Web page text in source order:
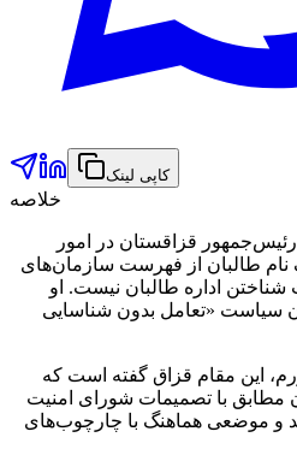
کاپی لینک
خلاصه
رئیس‌جمهور قزاقستان در امور
نام طالبان از فهرست سازمان‌های
اداره طالبان نیست. او
سیاست «تعامل بدون شناسایی
این مقام قزاق گفته است که
با تصمیمات شورای امنیت
و موضعی هماهنگ با چارچوب‌های